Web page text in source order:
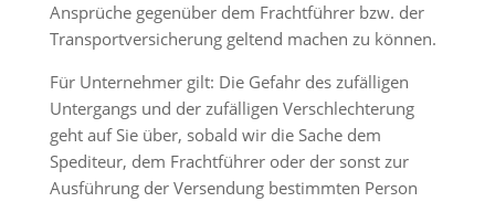
Ansprüche gegenüber dem Frachtführer bzw. der
Transportversicherung geltend machen zu können.
Für Unternehmer gilt: Die Gefahr des zufälligen
Untergangs und der zufälligen Verschlechterung
geht auf Sie über, sobald wir die Sache dem
Spediteur, dem Frachtführer oder der sonst zur
Ausführung der Versendung bestimmten Person